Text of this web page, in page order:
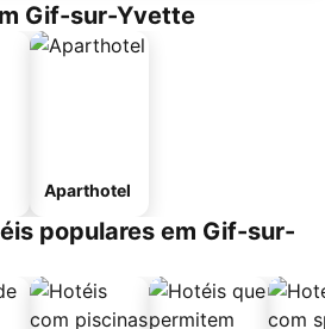
Gif-sur-Yvette
Aparthotel
populares em Gif-sur-